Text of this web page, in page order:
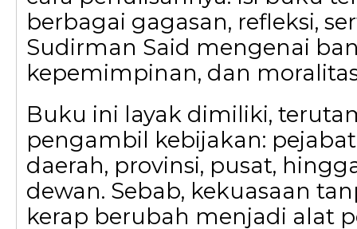
berbagai gagasan, refleksi,
Sudirman Said mengenai
kepemimpinan, dan
Buku ini layak dimiliki,
pengambil kebijakan:
daerah, provinsi, pusat,
dewan. Sebab, kekuasaan
kerap berubah menjadi alat